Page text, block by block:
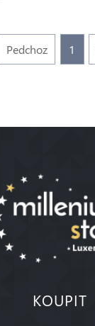
Pedchoz 1
KOUPIT